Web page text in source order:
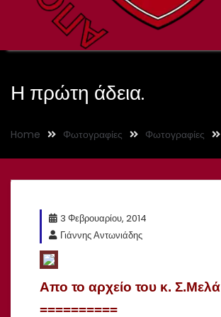
Η πρώτη άδεια.
Home Φωτογραφίες Φωτογραφίες
3 Φεβρουαρίου, 2014
Γιάννης Αντωνιάδης
Απο το αρχείο του κ. Σ.Μελά
==========